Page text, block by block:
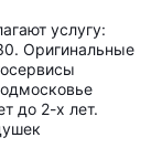
услугу:
Оригинальные
до 2-х лет.